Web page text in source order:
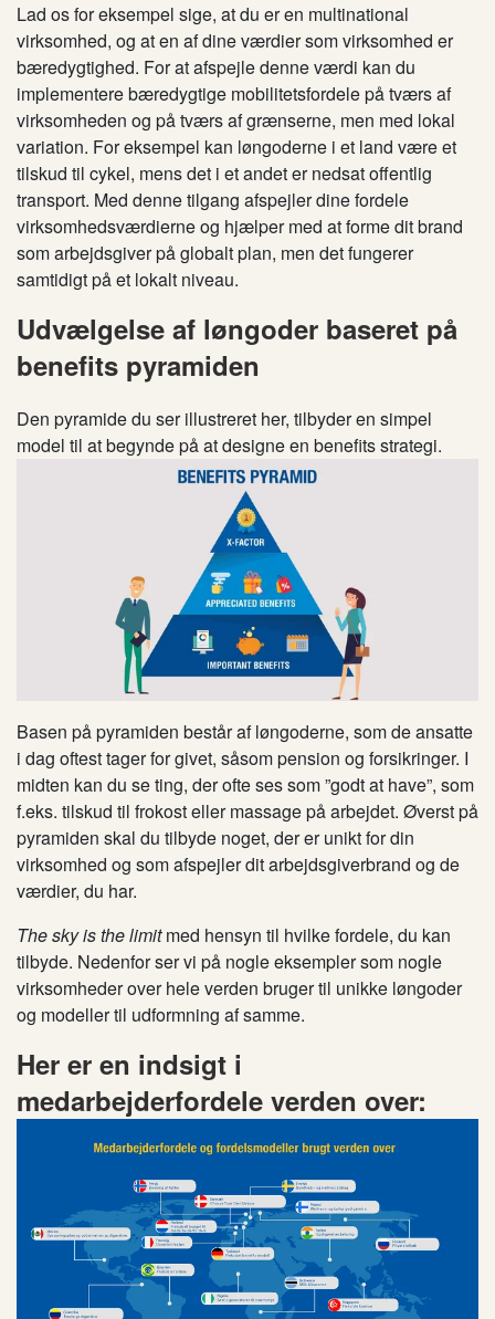
Lad os for eksempel sige, at du er en multinational
virksomhed, og at en af dine værdier som virksomhed er
bæredygtighed. For at afspejle denne værdi kan du
implementere bæredygtige mobilitetsfordele på tværs af
virksomheden og på tværs af grænserne, men med lokal
variation. For eksempel kan løngoderne i et land være et
tilskud til cykel, mens det i et andet er nedsat offentlig
transport. Med denne tilgang afspejler dine fordele
virksomhedsværdierne og hjælper med at forme dit brand
som arbejdsgiver på globalt plan, men det fungerer
samtidigt på et lokalt niveau.
Udvælgelse af løngoder baseret på
benefits pyramiden
Den pyramide du ser illustreret her, tilbyder en simpel
model til at begynde på at designe en benefits strategi.
Basen på pyramiden består af løngoderne, som de ansatte
i dag oftest tager for givet, såsom pension og forsikringer. I
midten kan du se ting, der ofte ses som ”godt at have”, som
f.eks. tilskud til frokost eller massage på arbejdet. Øverst på
pyramiden skal du tilbyde noget, der er unikt for din
virksomhed og som afspejler dit arbejdsgiverbrand og de
værdier, du har.
The sky is the limitmed hensyn til hvilke fordele, du kan
tilbyde. Nedenfor ser vi på nogle eksempler som nogle
virksomheder over hele verden bruger til unikke løngoder
og modeller til udformning af samme.
Her er en indsigt i
medarbejderfordele verden over: